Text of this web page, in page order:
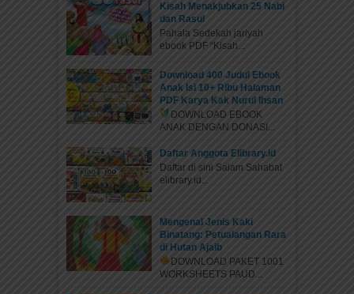
Kisah Menakjubkan 25 Nabi
dan Rasul
Pahala Sedekah jariyah
ebook PDF “Kisah...
Download 400 Judul Ebook
Anak Isi 10+ Ribu Halaman
PDF Karya Kak Nurul Ihsan
DOWNLOAD EBOOK
ANAK DENGAN DONASI...
Daftar Anggota Elibrary.id
Daftar di sini Salam Sahabat
elibrary.id...
Mengenal Jenis Kaki
Binatang: Petualangan Rara
di Hutan Ajaib
DOWNLOAD PAKET 1001
WORKSHEETS PAUD...